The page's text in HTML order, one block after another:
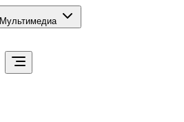
Мультимедиа